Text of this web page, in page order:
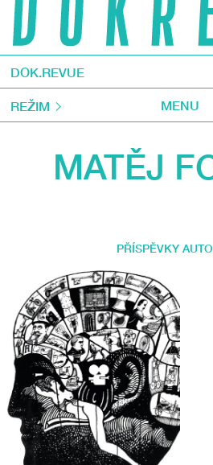
DOK.REVUE
REŽIM MENU
MATĚJ
PŘÍSPĚVKY